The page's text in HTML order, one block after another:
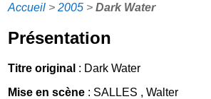
Accueil >2005 >Dark Water
Présentation
Titre original : Dark Water
Mise en scène : SALLES , Walter